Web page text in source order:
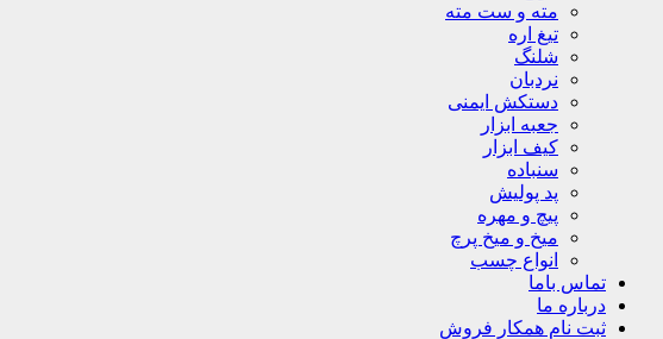
مته و ست مته
تیغ اره
شلنگ
نردبان
دستکش ایمنی
جعبه ابزار
کیف ابزار
سنباده
پد پولیش
پیچ و مهره
میخ و میخ پرچ
انواع چسب
تماس باما
درباره ما
ثبت نام همکار فروش